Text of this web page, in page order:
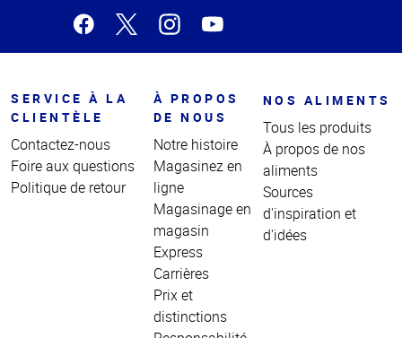
SERVICE À LA
CLIENTÈLE
Contactez-nous
Foire aux questions
Politique de retour
À PROPOS
DE NOUS
Notre histoire
Magasinez en
ligne
Magasinage en
magasin
Express
Carrières
Prix et
distinctions
NOS ALIMENTS
Tous les produits
À propos de nos
aliments
Sources
d'inspiration et
d'idées